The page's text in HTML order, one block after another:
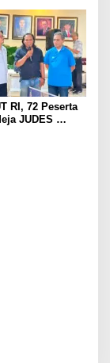
RI, 72 Peserta
JUDES